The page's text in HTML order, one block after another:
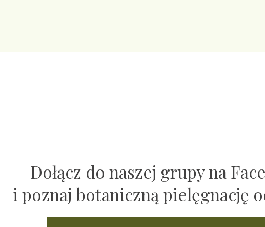
Dołącz do naszej grupy na
i poznaj botaniczną pielęgnację